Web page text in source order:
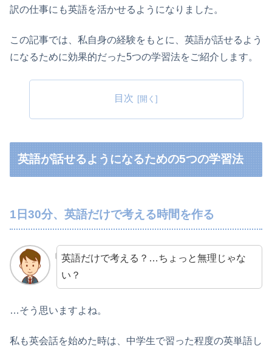
訳の仕事にも英語を活かせるようになりました。
この記事では、私自身の経験をもとに、英語が話せるよう
になるために効果的だった5つの学習法をご紹介します。
目次
英語が話せるようになるための5つの学習法
1日30分、英語だけで考える時間を作る
英語だけで考える？…ちょっと無理じゃな
い？
…そう思いますよね。
私も英会話を始めた時は、中学生で習った程度の英単語し